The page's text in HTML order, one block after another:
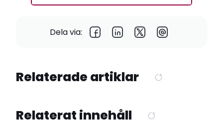
Dela via:
Relaterade artiklar
Relaterat innehåll